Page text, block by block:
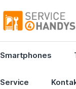
Smartphones
Service